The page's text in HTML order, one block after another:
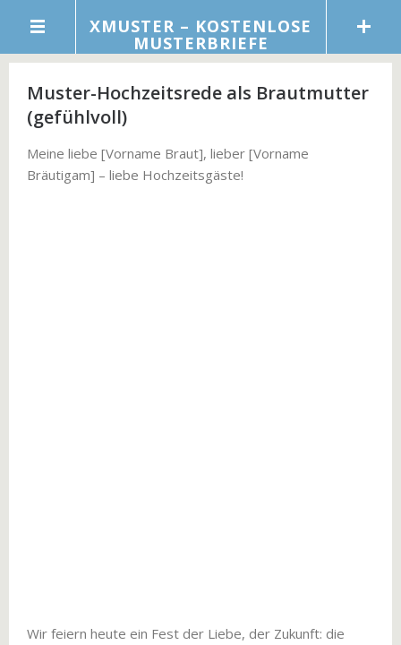
XMUSTER – KOSTENLOSE
MUSTERBRIEFE
Muster-Hochzeitsrede als Brautmutter
(gefühlvoll)
Meine liebe [Vorname Braut], lieber [Vorname
Bräutigam] – liebe Hochzeitsgäste!
Wir feiern heute ein Fest der Liebe, der Zukunft: die